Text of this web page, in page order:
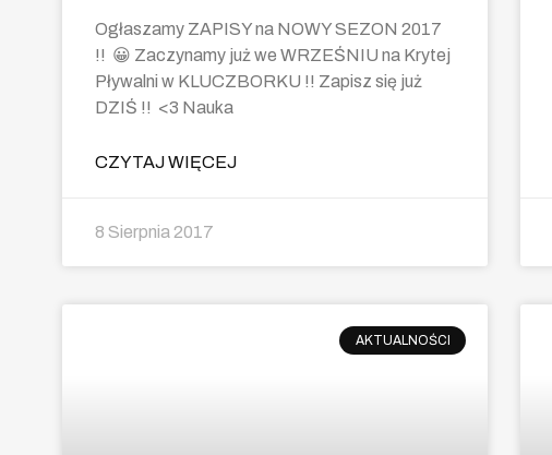
Ogłaszamy ZAPISY na NOWY SEZON 2017
!! 😀 Zaczynamy już we WRZEŚNIU na Krytej
Pływalni w KLUCZBORKU !! Zapisz się już
DZIŚ !! <3 Nauka
CZYTAJ WIĘCEJ
8 Sierpnia 2017
AKTUALNOŚCI